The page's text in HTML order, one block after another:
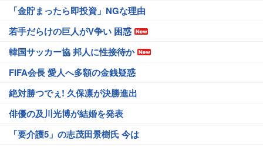
「金貯まったら即投資」NGな理由
若手だらけの巨人がV争い 困惑
韓国サッカー協 邦人に性接待か
FIFA会長 愛人へ多額の金銭疑惑
絶対勝つでぇ! 久保凛が決勝進出
俳優の及川光博が結婚を発表
「要介護5」の志茂田景樹氏 今は